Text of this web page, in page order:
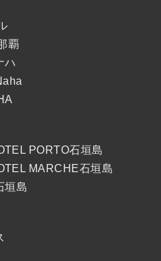
覇
ハ
PORTO石垣島
MARCHE石垣島
垣島